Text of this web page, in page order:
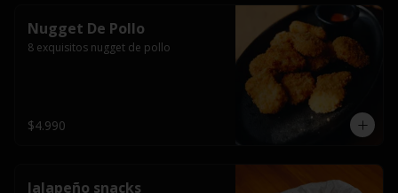
Nugget De Pollo
8 exquisitos nugget de pollo
$4.990
Jalapeño snacks